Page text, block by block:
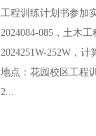
工程训练计划书参加
2024084-085，土木
2024251W-252W，计
地点：花园校区工程
2...